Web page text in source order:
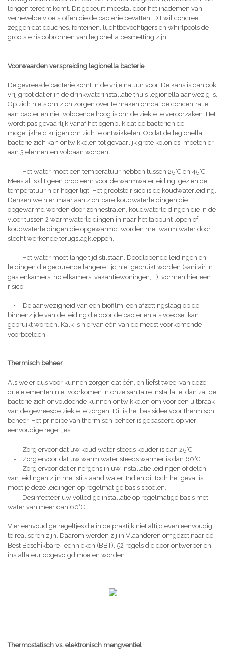
longen terecht komt. Dit gebeurt meestal door het inademen van
vernevelde vloeistoffen die de bacterie bevatten. Dit wil concreet
zeggen dat douches, fonteinen, luchtbevochtigers en whirlpools de
grootste risicobronnen van legionella besmetting zijn.
Voorwaarden verspreiding legionella bacterie
De gevreesde bacterie komt in de vrije natuur voor. De kans is dan ook
vrij groot dat er in de drinkwaterinstallatie thuis legionella aanwezig is.
Op zich niets om zich zorgen over te maken omdat de concentratie
aan bacteriën niet voldoende hoog is om de ziekte te veroorzaken. Het
wordt pas gevaarlijk vanaf het ogenblik dat de bacteriën de
mogelijkheid krijgen om zich te ontwikkelen. Opdat de legionella
bacterie zich kan ontwikkelen tot gevaarlijk grote kolonies, moeten er
aan 3 elementen voldaan worden:
- Het water moet een temperatuur hebben tussen 25°C en 45°C.
Meestal is dit geen probleem voor de warmwaterleiding, gezien de
temperatuur hier hoger ligt. Het grootste risico is de koudwaterleiding.
Denken we hier maar aan zichtbare koudwaterleidingen die
opgewarmd worden door zonnestralen, koudwaterleidingen die in de
vloer tussen 2 warmwaterleidingen in naar het tappunt lopen of
koudwaterleidingen die opgewarmd worden met warm water door
slecht werkende terugslagkleppen.
- Het water moet lange tijd stilstaan. Doodlopende leidingen en
leidingen die gedurende langere tijd niet gebruikt worden (sanitair in
gastenkamers, hotelkamers, vakantiewoningen, …), vormen hier een
risico.
•- De aanwezigheid van een biofilm, een afzettingslaag op de
binnenzijde van de leiding die door de bacteriën als voedsel kan
gebruikt worden. Kalk is hiervan één van de meest voorkomende
voorbeelden.
Thermisch beheer
Als we er dus voor kunnen zorgen dat één, en liefst twee, van deze
drie elementen niet voorkomen in onze sanitaire installatie, dan zal de
bacterie zich onvoldoende kunnen ontwikkelen om voor een uitbraak
van de gevreesde ziekte te zorgen. Dit is het basisidee voor thermisch
beheer. Het principe van thermisch beheer is gebaseerd op vier
eenvoudige regeltjes:
- Zorg ervoor dat uw koud water steeds kouder is dan 25°C.
- Zorg ervoor dat uw warm water steeds warmer is dan 60°C.
- Zorg ervoor dat er nergens in uw installatie leidingen of delen
van leidingen zijn met stilstaand water. Indien dit toch het geval is,
moet je deze leidingen op regelmatige basis spoelen.
- Desinfecteer uw volledige installatie op regelmatige basis met
water van meer dan 60°C.
Vier eenvoudige regeltjes die in de praktijk niet altijd even eenvoudig
te realiseren zijn. Daarom werden zij in Vlaanderen omgezet naar de
Best Beschikbare Technieken (BBT), 52 regels die door ontwerper en
installateur opgevolgd moeten worden.
Thermostatisch vs. elektronisch mengventiel